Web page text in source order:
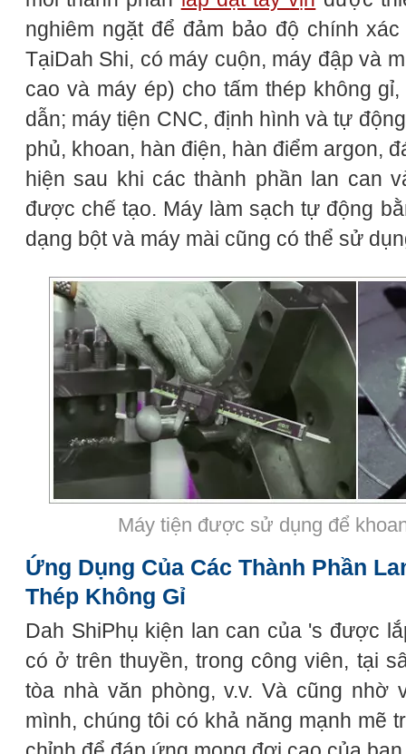
nghiêm ngặt để đảm bảo độ chính
TạiDah Shi, có máy cuộn, máy đập và
cao và máy ép) cho tấm thép không
dẫn; máy tiện CNC, định hình và tự
phủ, khoan, hàn điện, hàn điểm argon,
hiện sau khi các thành phần lan can
được chế tạo. Máy làm sạch tự động
dạng bột và máy mài cũng có thể sử
Máy tiện được sử dụng để
Ứng Dụng Của Các Thành Phần
Thép Không Gỉ
Dah ShiPhụ kiện lan can của 's được
có ở trên thuyền, trong công viên, tại
tòa nhà văn phòng, v.v. Và cũng nhờ
mình, chúng tôi có khả năng mạnh mẽ